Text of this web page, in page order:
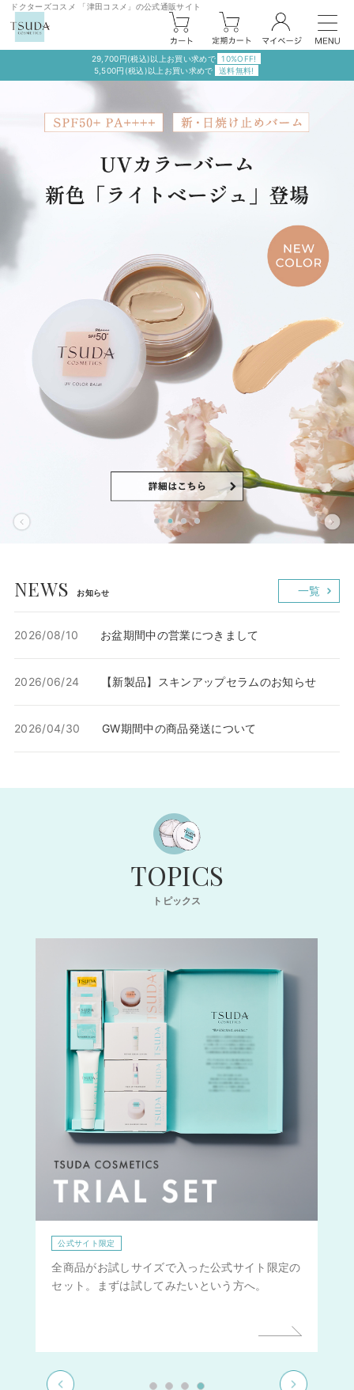
ドクターズコスメ 「津田コスメ」の公式通販サイト
29,700円(税込)以上お買い求めで
10%OFF!
5,500円(税込)以上お買い求めで
送料無料!
NEWS お知らせ
2026/08/10 お盆期間中の営業につきまして
2026/06/24 【新製品】スキンアップセラムのお知らせ
2026/04/30 GW期間中の商品発送について
一覧
TOPICS
トピックス
公式サイト限定
全商品がお試しサイズで入った公式サイト限定の
セット。まずは試してみたいという方へ。